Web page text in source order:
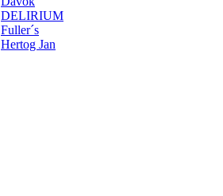
DELIRIUM
Fuller´s
Hertog Jan